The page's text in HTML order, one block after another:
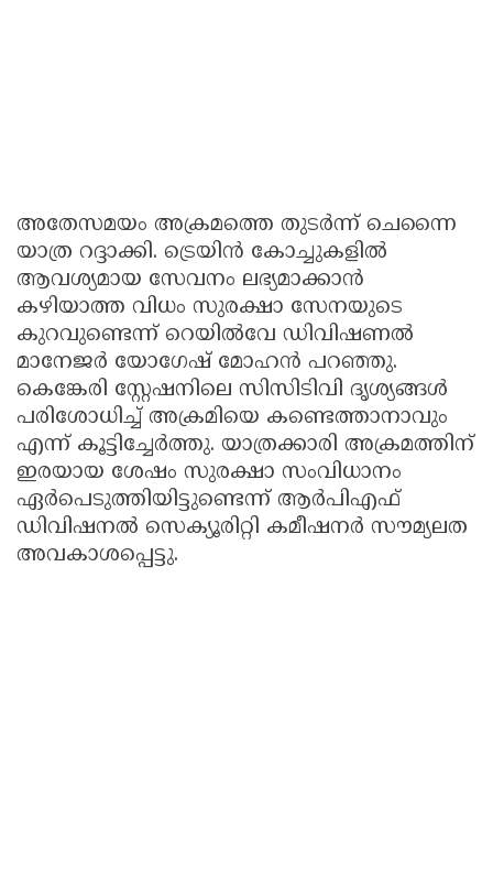
അതേസമയം അക്രമത്തെ തുടര്‍ന്ന് ചെന്നൈ
യാത്ര റദ്ദാക്കി. ട്രെയിന്‍ കോച്ചുകളില്‍
ആവശ്യമായ സേവനം ലഭ്യമാക്കാന്‍
കഴിയാത്ത വിധം സുരക്ഷാ സേനയുടെ
കുറവുണ്ടെന്ന് റെയില്‍വേ ഡിവിഷണല്‍
മാനേജര്‍ യോഗേഷ് മോഹന്‍ പറഞ്ഞു.
കെങ്കേരി സ്റ്റേഷനിലെ സിസിടിവി ദൃശ്യങ്ങള്‍
പരിശോധിച്ച് അക്രമിയെ കണ്ടെത്താനാവും
എന്ന് കൂട്ടിച്ചേര്‍ത്തു. യാത്രക്കാരി അക്രമത്തിന്
ഇരയായ ശേഷം സുരക്ഷാ സംവിധാനം
ഏര്‍പെടുത്തിയിട്ടുണ്ടെന്ന് ആര്‍പിഎഫ്
ഡിവിഷനല്‍ സെക്യൂരിറ്റി കമീഷനര്‍ സൗമ്യലത
അവകാശപ്പെട്ടു.